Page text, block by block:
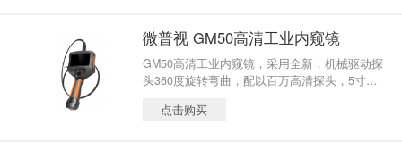
微普视 GM50高清工业内窥镜
GM50高清工业内窥镜，采用全新，机械驱动探
头360度旋转弯曲，配以百万高清探头，5寸数
实。全新的SOC精简系统，开机只需2秒钟，人
点击购买